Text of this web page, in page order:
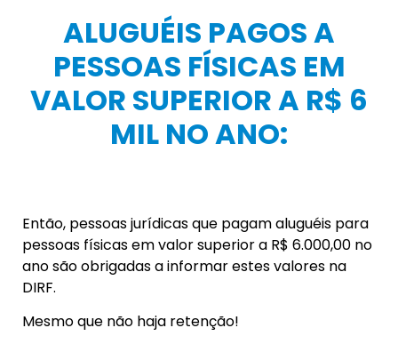
ALUGUÉIS PAGOS A
PESSOAS FÍSICAS EM
VALOR SUPERIOR A R$ 6
MIL NO ANO:
Então, pessoas jurídicas que pagam aluguéis para
pessoas físicas em valor superior a R$ 6.000,00 no
ano são obrigadas a informar estes valores na
DIRF.
Mesmo que não haja retenção!